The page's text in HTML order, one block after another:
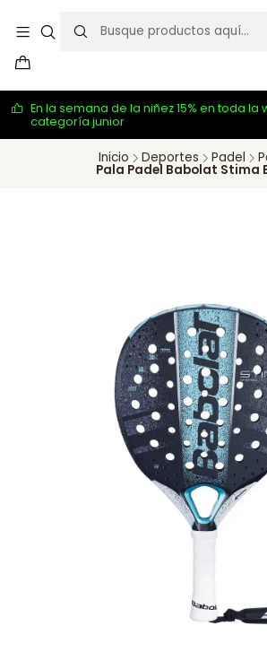
En la semana de la niñez 15% en toda la
categoría junior
Inicio Deportes Padel
Pala Padel Babolat Stima